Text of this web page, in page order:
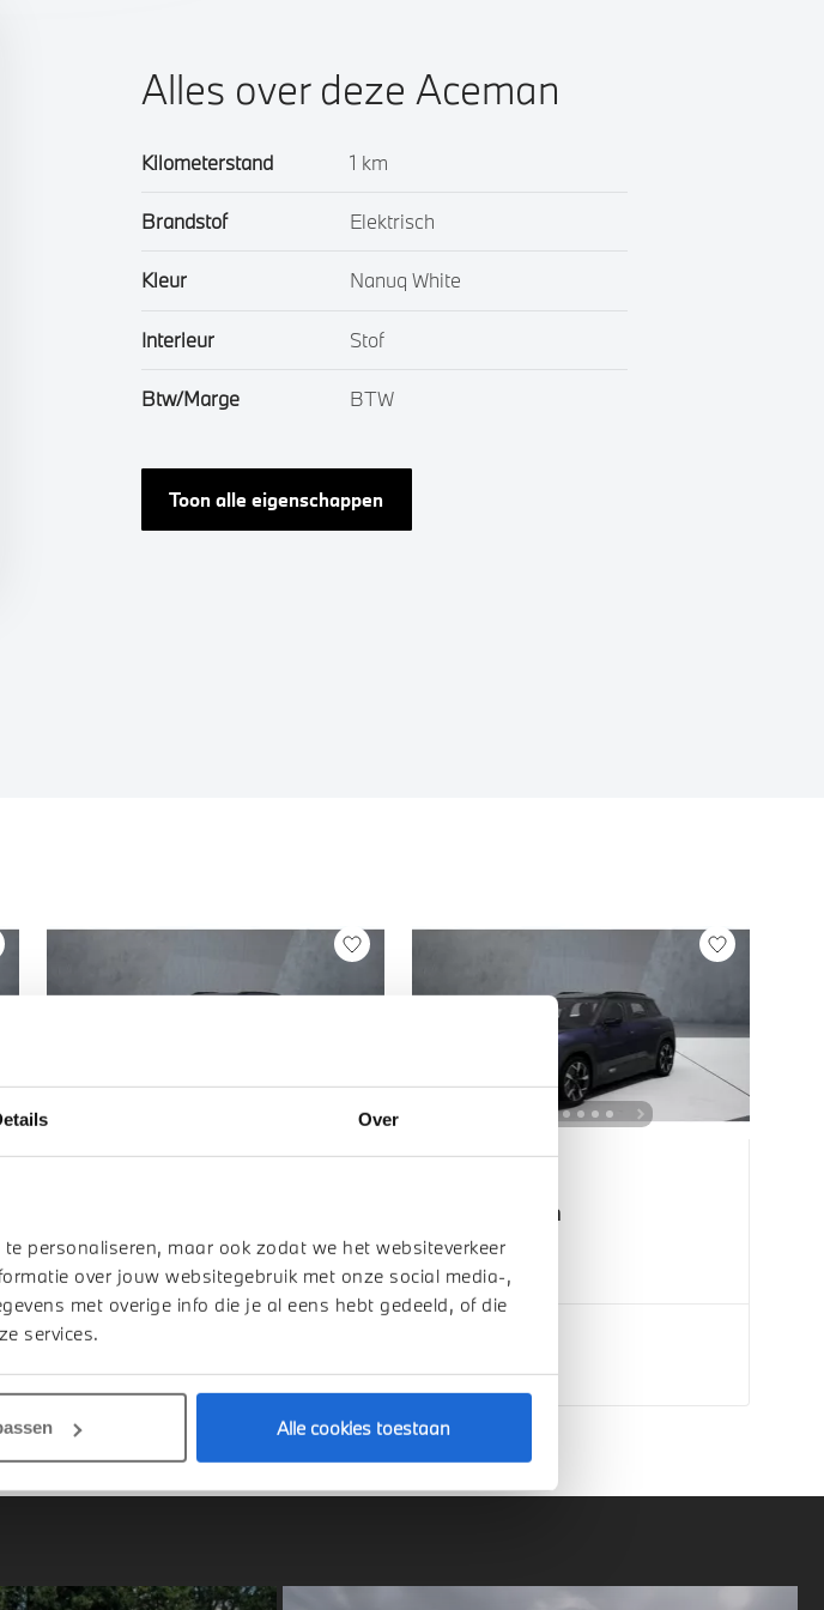
Over
personaliseren, maar ook zodat we het websiteverkeer
over jouw websitegebruik met onze social media-,
met overige info die je al eens hebt gedeeld, of die
services.
Alle cookies toestaan
Alles over deze Aceman
Kilometerstand 1 km
Brandstof Elektrisch
Kleur Nanuq White
Interieur Stof
Btw/Marge BTW
Toon alle eigenschappen
E
2026 1 km
€ 36.613
Bekijk details
Aceman
E
20261 km
Bekijk details